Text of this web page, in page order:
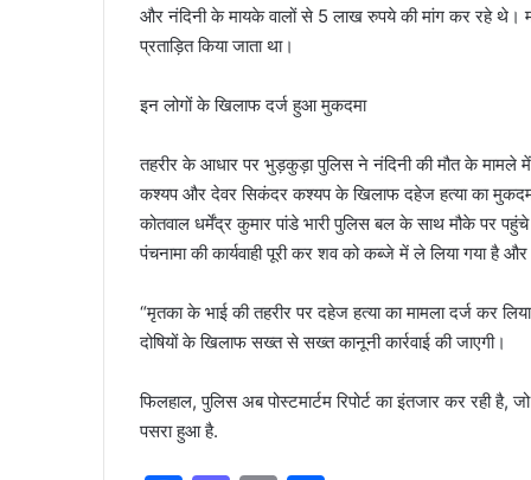
और नंदिनी के मायके वालों से 5 लाख रुपये की मांग कर रहे थे।
प्रताड़ित किया जाता था।
इन लोगों के खिलाफ दर्ज हुआ मुकदमा
तहरीर के आधार पर भुड़कुड़ा पुलिस ने नंदिनी की मौत के मामले
कश्यप और देवर सिकंदर कश्यप के खिलाफ दहेज हत्या का
कोतवाल धर्मेंद्र कुमार पांडे भारी पुलिस बल के साथ मौके पर
पंचनामा की कार्यवाही पूरी कर शव को कब्जे में ले लिया गया है
“मृतका के भाई की तहरीर पर दहेज हत्या का मामला दर्ज कर
दोषियों के खिलाफ सख्त से सख्त कानूनी कार्रवाई की जाएगी।
फिलहाल, पुलिस अब पोस्टमार्टम रिपोर्ट का इंतजार कर रही
पसरा हुआ है.